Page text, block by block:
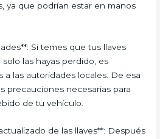
ya que podrían estar en manos
Si temes que tus llaves
las hayas perdido, es
las autoridades locales. De esa
precauciones necesarias para
de tu vehículo.
de las llaves**: Después